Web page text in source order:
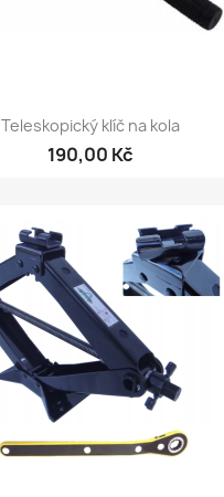
Teleskopický klíč na kola
190,00 Kč